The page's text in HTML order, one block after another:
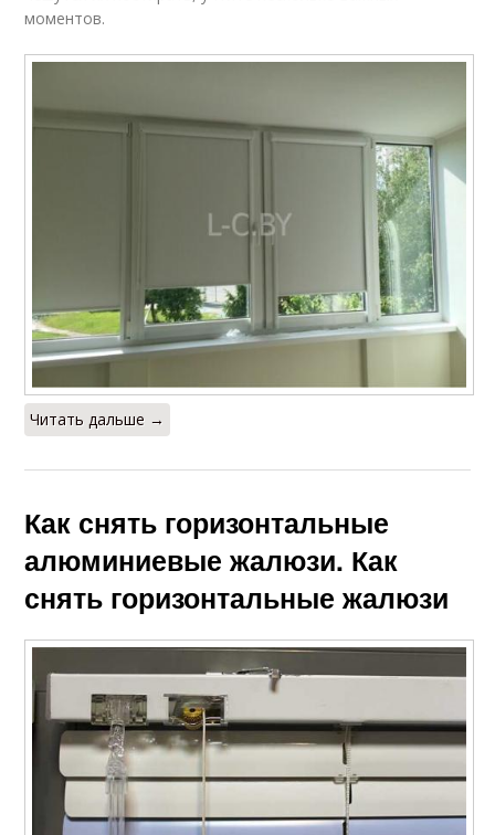
моментов.
Читать дальше →
Как снять горизонтальные
алюминиевые жалюзи. Как
снять горизонтальные жалюзи